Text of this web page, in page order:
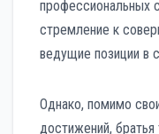
профессиональных
стремление к
ведущие позиции в
Однако, помимо
достижений,